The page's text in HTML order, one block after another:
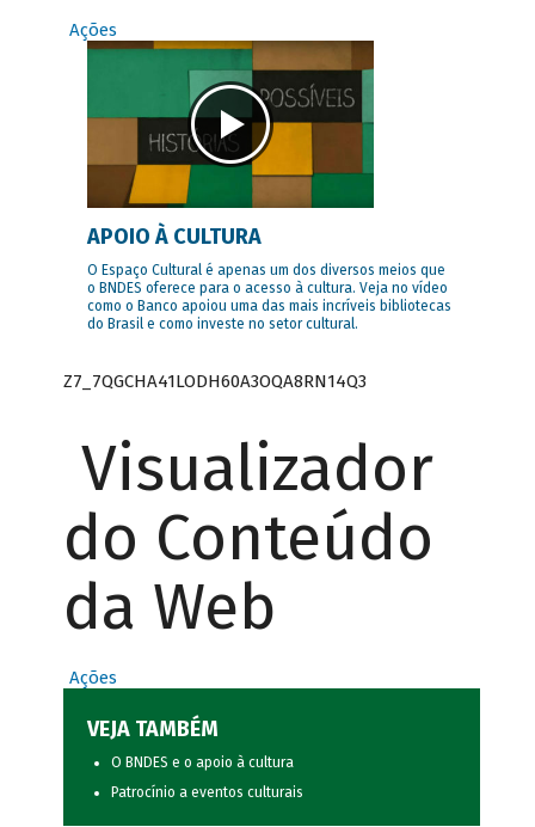
Ações
APOIO À CULTURA
O Espaço Cultural é apenas um dos diversos meios que
o BNDES oferece para o acesso à cultura. Veja no vídeo
como o Banco apoiou uma das mais incríveis bibliotecas
do Brasil e como investe no setor cultural.
Z7_7QGCHA41LODH60A3OQA8RN14Q3
Visualizador
do Conteúdo
da Web
Ações
VEJA TAMBÉM
O BNDES e o apoio à cultura
Patrocínio a eventos culturais